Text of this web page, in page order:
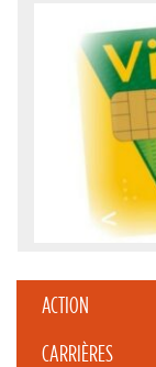
ACTION
CARRIÈRES